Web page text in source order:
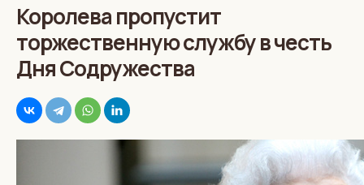
Королева пропустит
торжественную службу в честь
Дня Содружества